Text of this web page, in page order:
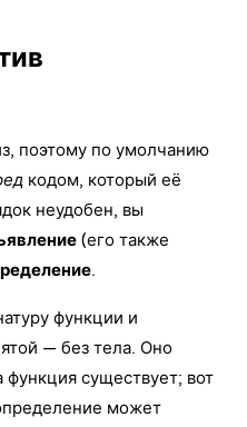
поэтому по умолчанию
кодом, который её
неудобен, вы
(его также
.
функции и
— без тела. Оно
существует; вот
может